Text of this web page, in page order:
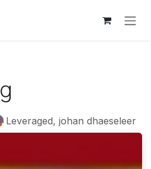
Leveraged, johan dhaeseleer